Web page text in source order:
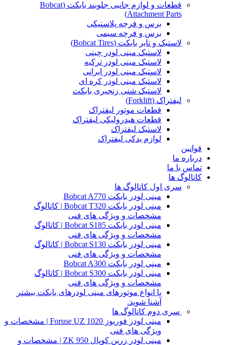
قطعات و لوازم جانبی جلوبند بابکت (Bobcat
Attachment Parts)
برس و فرچه پلاستیکی
برس و فرچه سیمی
لاستیک و تایر بابکت (Bobcat Tires)
لاستیک مینی لودر چینی
لاستیک مینی لودر ترکیه
لاستیک مینی لودر ایرانی
لاستیک مینی لودر کره ای
لاستیک شنی زنجیری بابکت
لیفتراک (Forklift)
قطعات موتور لیفتراک
قطعات هیدرولیکی لیفتراک
لاستیک لیفتراک
لوازم یدکی لیفتراک
قوانین
درباره ما
تماس با ما
کاتالوگ ها
سری اول کاتالوگ ها
مینی لودر بابکت Bobcat A770
مینی لودر بابکت Bobcat T320 | کاتالوگ
مشخصات و ویژگی های فنی
مینی لودر بابکت Bobcat S185 | کاتالوگ
مشخصات و ویژگی های فنی
مینی لودر بابکت Bobcat S130 | کاتالوگ
مشخصات و ویژگی های فنی
مینی لودر بابکت Bobcat A300
مینی لودر بابکت Bobcat S300 | کاتالوگ
مشخصات و ویژگی های فنی
با انواع موتورهای مینی لودرهای بابکت بیشتر
آشنا شوید.
سری دوم کاتالوگ ها
مینی لودر فوریوز Foruse UZ 1020 | مشخصات و
ویژگی های فنی
مینی لودر زرین کوپال ZK 950 | مشخصات و